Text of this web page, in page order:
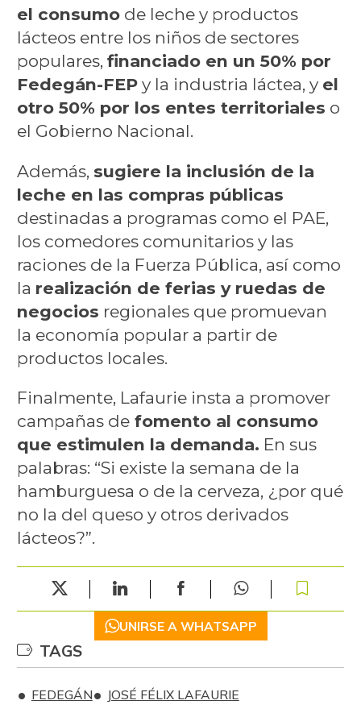
el consumode leche y productos
lácteos entre los niños de sectores
populares, financiado en un 50% por
Fedegán-FEPy la industria láctea, y el
otro 50% por los entes territoriales o
el Gobierno Nacional.
Además, sugiere la inclusión de la
leche en las compras públicas
destinadas a programas como el PAE,
los comedores comunitarios y las
raciones de la Fuerza Pública, así como
la realización de ferias y ruedas de
negocios regionales que promuevan
la economía popular a partir de
productos locales.
Finalmente, Lafaurie insta a promover
campañas defomento al consumo
que estimulen la demanda. En sus
palabras: “Si existe la semana de la
hamburguesa o de la cerveza, ¿por qué
no la del queso y otros derivados
lácteos?”.
UNIRSE A WHATSAPP
TAGS
FEDEGÁN
JOSÉ FÉLIX LAFAURIE